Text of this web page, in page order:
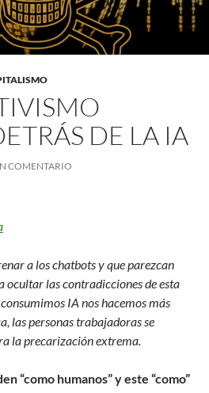
DE LA IA
COMENTARIO
a los chatbots y que parezcan
ocultar las contradicciones de esta
IA nos hacemos más
las personas trabajadoras se
la precarización extrema.
“como humanos” y este “como”